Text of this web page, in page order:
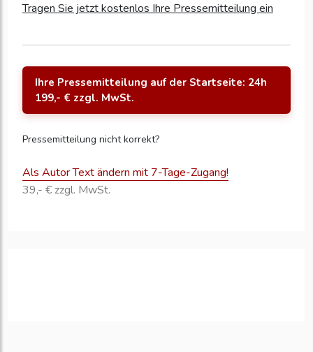
Tragen Sie jetzt kostenlos Ihre Pressemitteilung ein
Ihre Pressemitteilung auf der Startseite: 24h
199,- € zzgl. MwSt.
Pressemitteilung nicht korrekt?
Als Autor Text ändern mit 7-Tage-Zugang!
39,- € zzgl. MwSt.